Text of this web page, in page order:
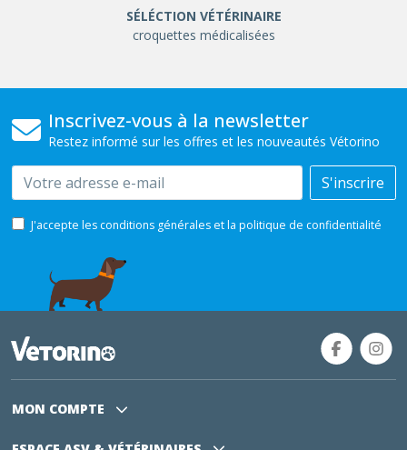
SÉLÉCTION VÉTÉRINAIRE
croquettes médicalisées
Inscrivez-vous à la newsletter
Restez informé sur les offres et les nouveautés Vétorino
Email S'inscrire
J'accepte les conditions générales et la politique de confidentialité
MON COMPTE